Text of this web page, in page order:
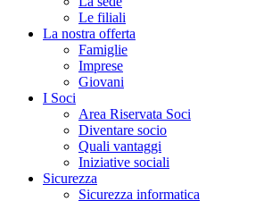
Le filiali
La nostra offerta
Famiglie
Imprese
Giovani
I Soci
Area Riservata Soci
Diventare socio
Quali vantaggi
Iniziative sociali
Sicurezza
Sicurezza informatica